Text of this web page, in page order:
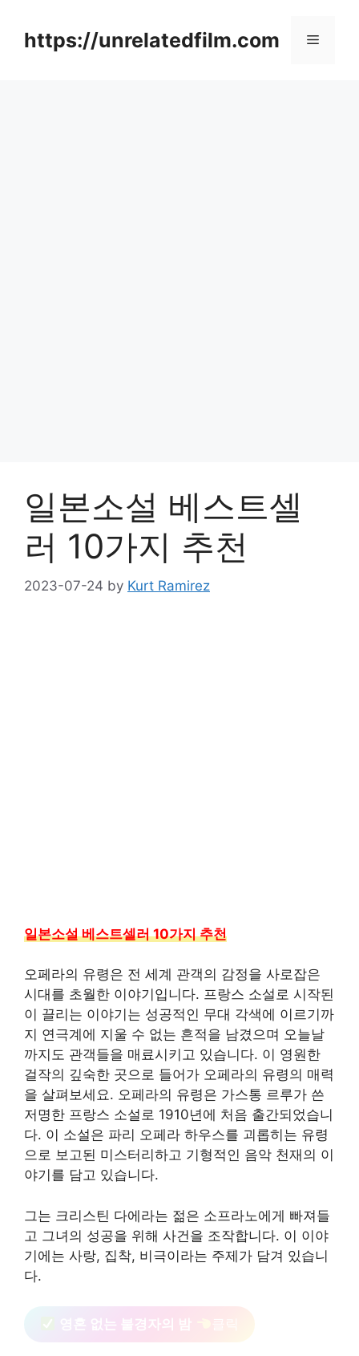
contenthttps://unrelatedfilm.com Menu
일본소설 베스트셀
러 10가지 추천
2023-07-24 by Kurt Ramirez
일본소설 베스트셀러 10가지 추천
오페라의 유령은 전 세계 관객의 감정을 사로잡은
시대를 초월한 이야기입니다. 프랑스 소설로 시작된
이 끌리는 이야기는 성공적인 무대 각색에 이르기까
지 연극계에 지울 수 없는 흔적을 남겼으며 오늘날
까지도 관객들을 매료시키고 있습니다. 이 영원한
걸작의 깊숙한 곳으로 들어가 오페라의 유령의 매력
을 살펴보세요. 오페라의 유령은 가스통 르루가 쓴
저명한 프랑스 소설로 1910년에 처음 출간되었습니
다. 이 소설은 파리 오페라 하우스를 괴롭히는 유령
으로 보고된 미스터리하고 기형적인 음악 천재의 이
야기를 담고 있습니다.
그는 크리스틴 다에라는 젊은 소프라노에게 빠져들
고 그녀의 성공을 위해 사건을 조작합니다. 이 이야
기에는 사랑, 집착, 비극이라는 주제가 담겨 있습니
다.
영혼 없는 불경자의 밤